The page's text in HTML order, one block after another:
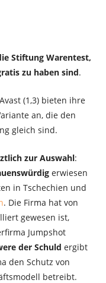
Stiftung Warentest,
zu haben sind.
(1,3) bieten ihre
an, die den
gleich sind.
zur Auswahl:
erwiesen
in Tschechien und
. Die Firma hat von
gewesen ist,
Jumpshot
der Schuld ergibt
den Schutz von
betreibt.